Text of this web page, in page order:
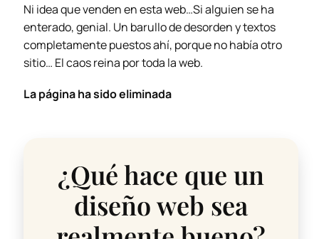
Ni idea que venden en esta web…Si alguien se ha
enterado, genial. Un barullo de desorden y textos
completamente puestos ahí, porque no había otro
sitio… El caos reina por toda la web.
La página ha sido eliminada
¿Qué hace que un
diseño web sea